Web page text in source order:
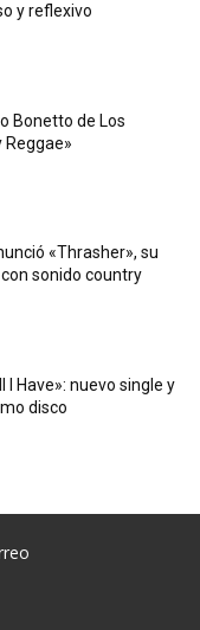
y reflexivo
Bonetto de Los
Reggae»
«Thrasher», su
sonido country
I Have»: nuevo single y
disco